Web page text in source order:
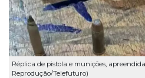
Réplica de pistola e munições,
Reprodução/Telefuturo)